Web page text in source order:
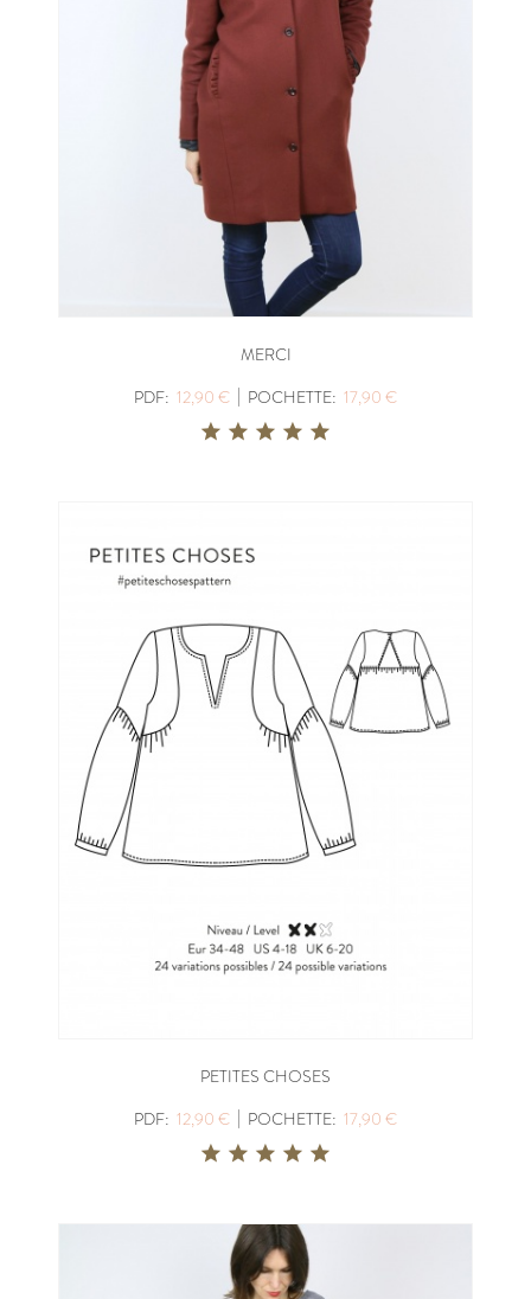
MERCI
PDF: 12,90 € | POCHETTE: 17,90 €
PETITES CHOSES
PDF: 12,90 € | POCHETTE: 17,90 €